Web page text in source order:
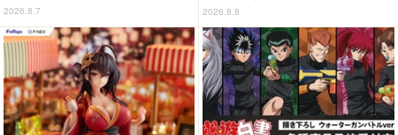
2026.8.7
く」から登場！ ちんまい二人が
並んだ姿にキュン☆
2026.8.8